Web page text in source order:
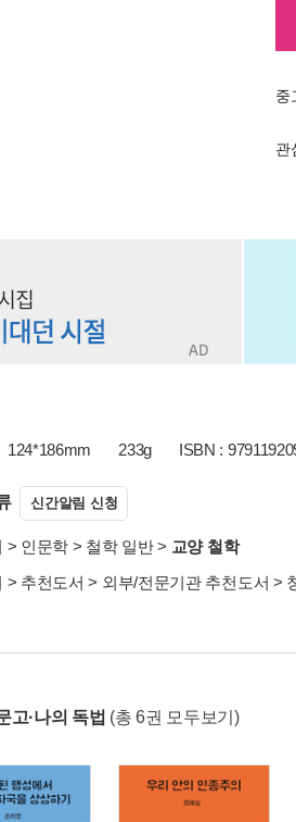
중
관
124*186mm 233g ISBN :
신간알림 신청
> 인문학 > 철학 일반> 교양 철학
> 추천도서 > 외부/전문기관 추천도서 >
고·나의 독법 (총 6권 모두보기)